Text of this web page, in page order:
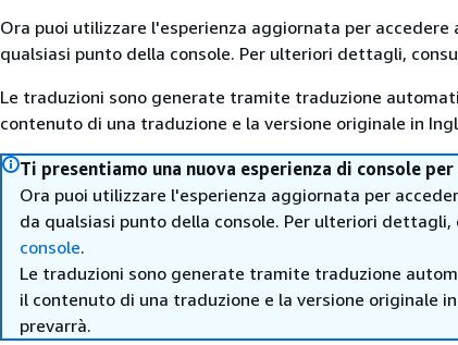
Ora puoi utilizzare l'esperienza aggiornata per accedere
qualsiasi punto della console. Per ulteriori dettagli,
Le traduzioni sono generate tramite traduzione
contenuto di una traduzione e la versione originale in
Ti presentiamo una nuova esperienza di console per
Ora puoi utilizzare l'esperienza aggiornata per
da qualsiasi punto della console. Per ulteriori dettagli,
console.
Le traduzioni sono generate tramite traduzione
il contenuto di una traduzione e la versione originale
prevarrà.